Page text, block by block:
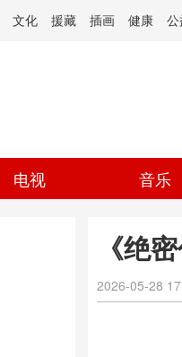
文化 援藏 插画 健康 公
电视 音乐
《绝
2026-05-28